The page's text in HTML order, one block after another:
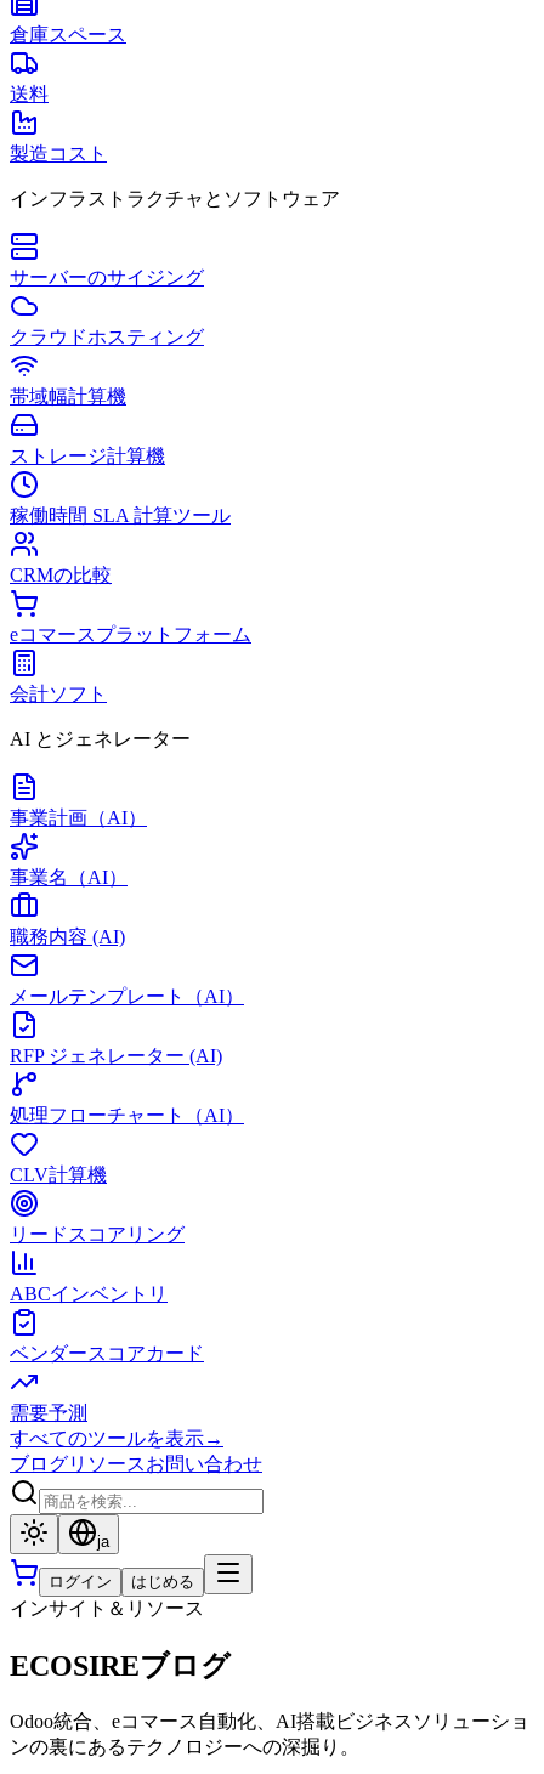
倉庫スペース
送料
製造コスト
インフラストラクチャとソフトウェア
サーバーのサイジング
クラウドホスティング
帯域幅計算機
ストレージ計算機
稼働時間 SLA 計算ツール
CRMの比較
eコマースプラットフォーム
会計ソフト
AI とジェネレーター
事業計画（AI）
事業名（AI）
職務内容 (AI)
メールテンプレート（AI）
RFP ジェネレーター (AI)
処理フローチャート（AI）
CLV計算機
リードスコアリング
ABCインベントリ
ベンダースコアカード
需要予測
すべてのツールを表示→
ブログリソースお問い合わせ
ja
ログイン はじめる
インサイト＆リソース
ECOSIREブログ
Odoo統合、eコマース自動化、AI搭載ビジネスソリューショ
ンの裏にあるテクノロジーへの深掘り。